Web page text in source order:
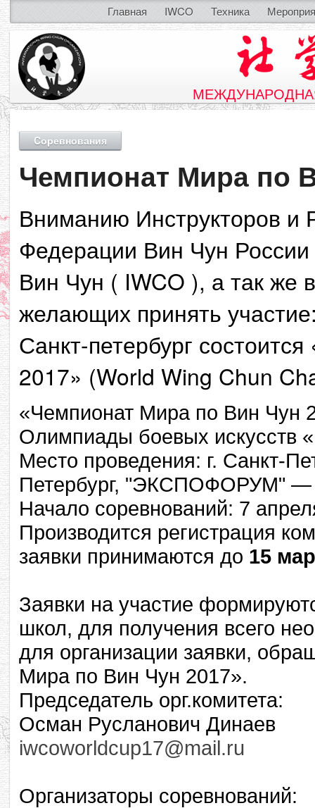
Главная IWCO Техника
Cоревнования
Чемпионат Мира по
Вниманию Инструкторов и
Федерации Вин Чун
Вин Чун ( IWCO ), а так же
желающих принять
Санкт-петербург
2017» (World Wing Chun
«Чемпионат Мира по Вин Чун
Олимпиады боевых искусств
Место проведения: г. Санкт-
Петербург, "ЭКСПОФОРУМ" —
Начало соревнований: 7
Производится регистрация
заявки принимаются до 15
Заявки на участие
школ, для получения всего
для организации заявки,
Мира по Вин Чун 2017».
Председатель орг.комитета:
Осман Русланович Динаев
iwcoworldcup17@mail.ru
Организаторы соревнований: